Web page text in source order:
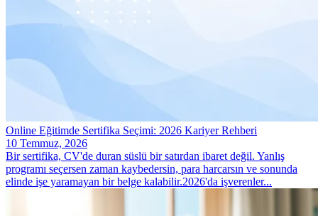
Online Eğitimde Sertifika Seçimi: 2026 Kariyer Rehberi
10 Temmuz, 2026
Bir sertifika, CV'de duran süslü bir satırdan ibaret değil. Yanlış
programı seçersen zaman kaybedersin, para harcarsın ve sonunda
elinde işe yaramayan bir belge kalabilir.2026'da işverenler...